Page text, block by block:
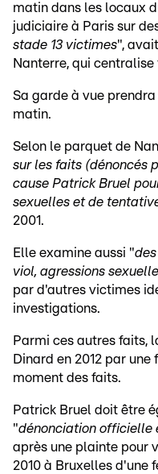
matin dans les locaux
judiciaire à Paris sur
stade 13 victimes",
Nanterre, qui
Sa garde à vue
matin.
Selon le parquet de
sur les faits (dénoncés
cause Patrick Bruel
sexuelles et de
2001.
Elle examine aussi "
viol, agressions
par d'autres victimes
investigations.
Parmi ces autres faits,
Dinard en 2012 par
moment des faits.
Patrick Bruel doit être
"dénonciation officielle
après une plainte pour
2010 à Bruxelles d'une